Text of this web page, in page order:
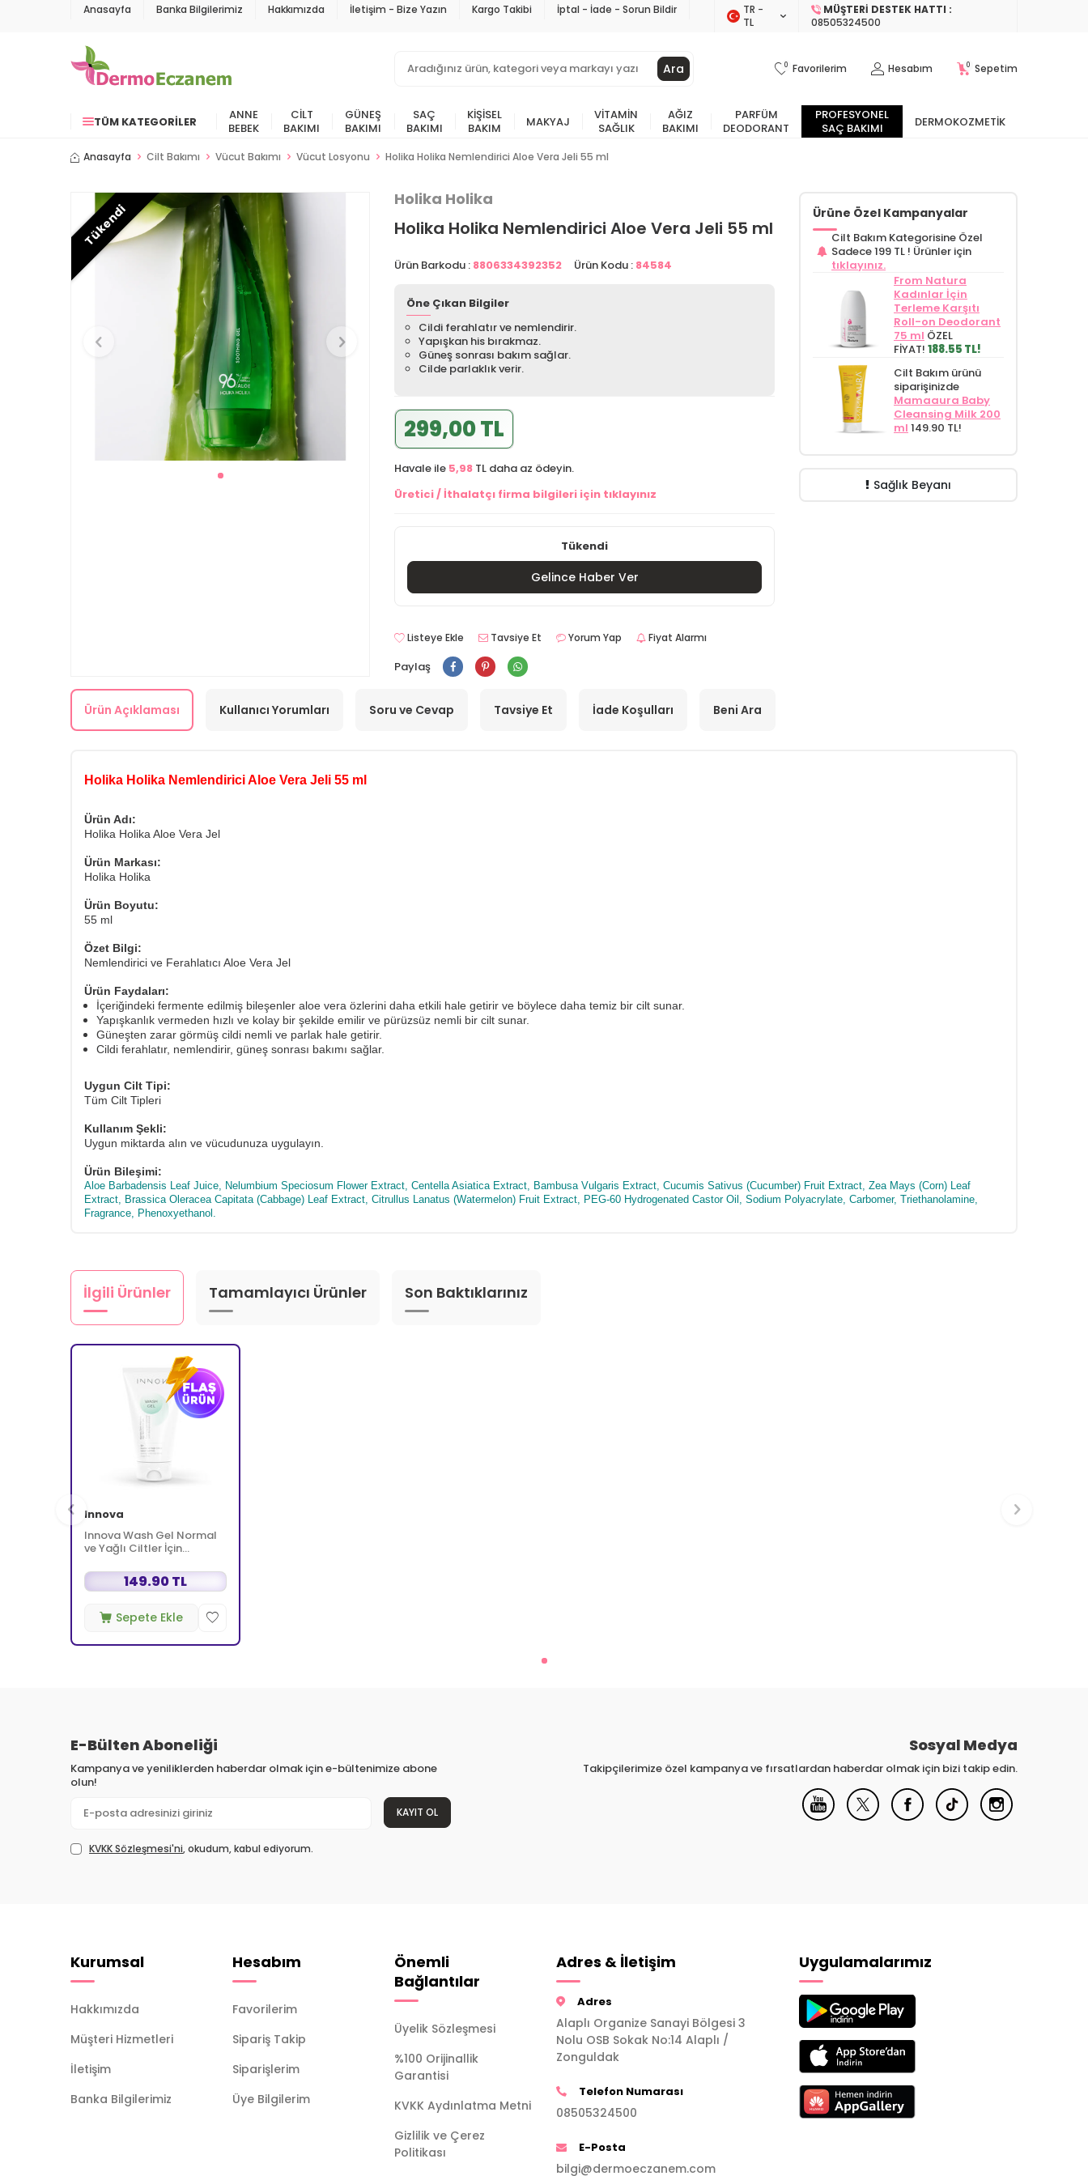
Anasayfa Banka Bilgilerimiz Hakkımızda İletişim - Bize Yazın Kargo Takibi İptal - İade - Sorun Bildir
TR −
TL
MÜŞTERI DESTEK HATTI :
08505324500
Ara 0 Favorilerim Hesabım 0 Sepetim
TÜM KATEGORILER
ANNE
BEBEK
CILT
BAKIMI
GÜNEŞ
BAKIMI
SAÇ
BAKIMI
KIŞISEL
BAKIM
MAKYAJ
VITAMIN
SAĞLIK
AĞIZ
BAKIMI
PARFÜM
DEODORANT
PROFESYONEL
SAÇ BAKIMI
DERMOKOZMETIK
Anasayfa Cilt Bakımı Vücut Bakımı Vücut Losyonu Holika Holika Nemlendirici Aloe Vera Jeli 55 ml
Tükendi
Holika Holika
Holika Holika Nemlendirici Aloe Vera Jeli 55 ml
Ürün Barkodu : 8806334392352 Ürün Kodu : 84584
Öne Çıkan Bilgiler
Cildi ferahlatır ve nemlendirir.
Yapışkan his bırakmaz.
Güneş sonrası bakım sağlar.
Cilde parlaklık verir.
299,00 TL
Havale ile 5,98 TL daha az ödeyin.
Üretici / İthalatçı firma bilgileri için tıklayınız
Tükendi
Gelince Haber Ver
Listeye Ekle Tavsiye Et Yorum Yap Fiyat Alarmı
Paylaş
Ürüne Özel Kampanyalar
Cilt Bakım Kategorisine Özel
Sadece 199 TL ! Ürünler için
tıklayınız.
From Natura
Kadınlar İçin
Terleme Karşıtı
Roll-on Deodorant
75 ml ÖZEL
FİYAT! 188.55 TL!
Cilt Bakım ürünü
siparişinizde
Mamaaura Baby
Cleansing Milk 200
ml 149.90 TL!
Sağlık Beyanı
Ürün Açıklaması Kullanıcı Yorumları Soru ve Cevap Tavsiye Et İade Koşulları Beni Ara
Holika Holika Nemlendirici Aloe Vera Jeli 55 ml
Ürün Adı:
Holika Holika Aloe Vera Jel
Ürün Markası:
Holika Holika
Ürün Boyutu:
55 ml
Özet Bilgi:
Nemlendirici ve Ferahlatıcı Aloe Vera Jel
Ürün Faydaları:
İçeriğindeki fermente edilmiş bileşenler aloe vera özlerini daha etkili hale getirir ve böylece daha temiz bir cilt sunar.
Yapışkanlık vermeden hızlı ve kolay bir şekilde emilir ve pürüzsüz nemli bir cilt sunar.
Güneşten zarar görmüş cildi nemli ve parlak hale getirir.
Cildi ferahlatır, nemlendirir, güneş sonrası bakımı sağlar.
Uygun Cilt Tipi:
Tüm Cilt Tipleri
Kullanım Şekli:
Uygun miktarda alın ve vücudunuza uygulayın.
Ürün Bileşimi:
Aloe Barbadensis Leaf Juice, Nelumbium Speciosum Flower Extract, Centella Asiatica Extract, Bambusa Vulgaris Extract, Cucumis Sativus (Cucumber) Fruit Extract, Zea Mays (Corn) Leaf
Extract, Brassica Oleracea Capitata (Cabbage) Leaf Extract, Citrullus Lanatus (Watermelon) Fruit Extract, PEG-60 Hydrogenated Castor Oil, Sodium Polyacrylate, Carbomer, Triethanolamine,
Fragrance, Phenoxyethanol.
İlgili Ürünler Tamamlayıcı Ürünler Son Baktıklarınız
Innova
Innova Wash Gel Normal
ve Yağlı Ciltler İçin
150 ml 149.90 TL
Sepete Ekle
E-Bülten Aboneliği
Kampanya ve yeniliklerden haberdar olmak için e-bültenimize abone
olun!
KAYIT OL
KVKK Sözleşmesi'ni, okudum, kabul ediyorum.
Sosyal Medya
Takipçilerimize özel kampanya ve fırsatlardan haberdar olmak için bizi takip edin.
Kurumsal
Hakkımızda
Müşteri Hizmetleri
İletişim
Banka Bilgilerimiz
Hesabım
Favorilerim
Sipariş Takip
Siparişlerim
Üye Bilgilerim
Önemli
Bağlantılar
Üyelik Sözleşmesi
%100 Orijinallik
Garantisi
KVKK Aydınlatma Metni
Gizlilik ve Çerez
Politikası
Adres & İletişim
Adres
Alaplı Organize Sanayi Bölgesi 3
Nolu OSB Sokak No:14 Alaplı /
Zonguldak
Telefon Numarası
08505324500
E-Posta
bilgi@dermoeczanem.com
Uygulamalarımız